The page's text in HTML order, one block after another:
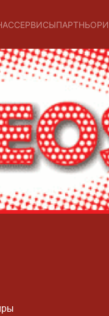
СЕРВИСЫПАРТНЬОРИ